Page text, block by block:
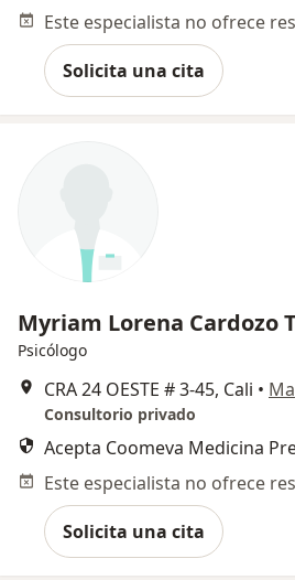
Solicita una cita
Myriam Lorena Cardozo
Psicólogo
CRA 24 OESTE # 3‐45, Cali •
Consultorio privado
Acepta Coomeva Medicina
Solicita una cita